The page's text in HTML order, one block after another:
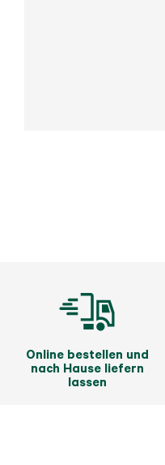
Online bestellen und
nach Hause liefern
lassen